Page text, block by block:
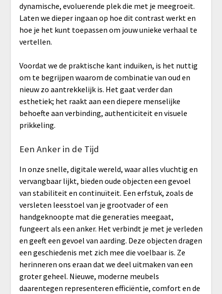
dynamische, evoluerende plek die met je meegroeit.
Laten we dieper ingaan op hoe dit contrast werkt en
hoe je het kunt toepassen om jouw unieke verhaal te
vertellen.
Voordat we de praktische kant induiken, is het nuttig
om te begrijpen waarom de combinatie van oud en
nieuw zo aantrekkelijk is. Het gaat verder dan
esthetiek; het raakt aan een diepere menselijke
behoefte aan verbinding, authenticiteit en visuele
prikkeling.
Een Anker in de Tijd
In onze snelle, digitale wereld, waar alles vluchtig en
vervangbaar lijkt, bieden oude objecten een gevoel
van stabiliteit en continuïteit. Een erfstuk, zoals de
versleten leesstoel van je grootvader of een
handgeknoopte mat die generaties meegaat,
fungeert als een anker. Het verbindt je met je verleden
en geeft een gevoel van aarding. Deze objecten dragen
een geschiedenis met zich mee die voelbaar is. Ze
herinneren ons eraan dat we deel uitmaken van een
groter geheel. Nieuwe, moderne meubels
daarentegen representeren efficiëntie, comfort en de